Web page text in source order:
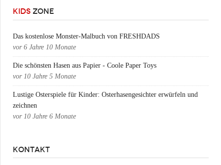
KIDS ZONE
Das kostenlose Monster-Malbuch von FRESHDADS
vor 6 Jahre 10 Monate
Die schönsten Hasen aus Papier - Coole Paper Toys
vor 10 Jahre 5 Monate
Lustige Osterspiele für Kinder: Osterhasengesichter erwürfeln und
zeichnen
vor 10 Jahre 6 Monate
KONTAKT